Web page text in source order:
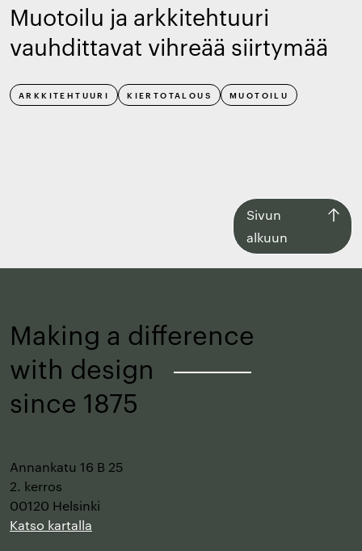
Muotoilu ja arkkitehtuuri
vauhdittavat vihreää siirtymää
ARKKITEHTUURI KIERTOTALOUS MUOTOILU
Sivun
alkuun
sivun
Making a difference
with design
since 1875
Annankatu 16 B 25
2. kerros
00120 Helsinki
Katso kartalla